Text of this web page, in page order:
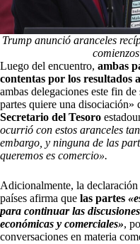
Trump anunció aranceles
Luego del encuentro, ambas
contentas por los resultados
ambas delegaciones este fin
partes quiere una disociación»
Secretario del Tesoro
ocurrió con estos aranceles
embargo, y ninguna de las
queremos es comercio».
Adicionalmente, la
países afirma que las partes
para continuar las
económicas y comerciales»,
conversaciones en materia